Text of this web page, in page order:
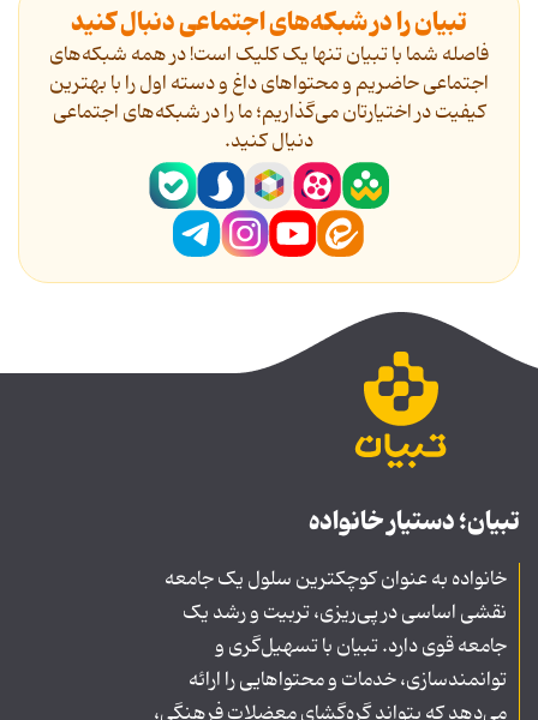
تبیان را در شبکه‌های اجتماعی دنبال کنید
فاصله شما با تبیان تنها یک کلیک است! در همه شبکه‌های
اجتماعی حاضریم و محتواهای داغ و دسته اول را با بهترین
کیفیت در اختیارتان می‌گذاریم؛ ما را در شبکه‌های اجتماعی
دنیال کنید.
تبیان؛ دستیار خانواده
خانواده به عنوان کوچکترین سلول یک جامعه
نقشی اساسی در پی‌ریزی، تربیت و رشد یک
جامعه قوی دارد. تبیان با تسهیل‌گری و
توانمندسازی، خدمات و محتواهایی را ارائه